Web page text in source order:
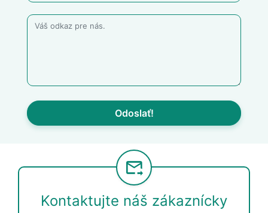
Odoslať!
Kontaktujte náš zákaznícky